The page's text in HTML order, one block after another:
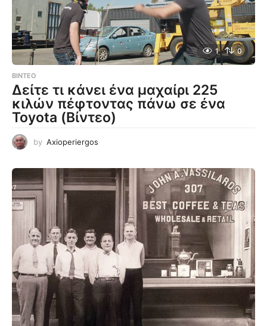
1 0
ΒΊΝΤΕΟ
Δείτε τι κάνει ένα μαχαίρι 225
κιλών πέφτοντας πάνω σε ένα
Toyota (Βίντεο)
by Axioperiergos